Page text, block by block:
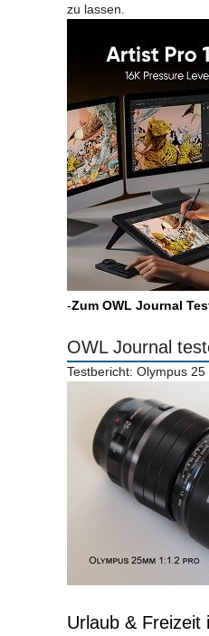
zu lassen.
-Zum OWL Journal
OWL Journal
Testbericht: Olympus
Urlaub & Freizeit